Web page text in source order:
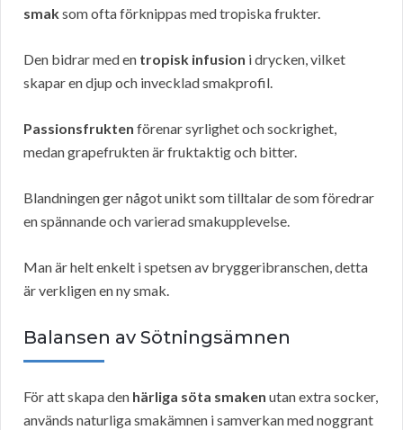
smaksom ofta förknippas med tropiska frukter.
Den bidrar med en tropisk infusion i drycken, vilket
skapar en djup och invecklad smakprofil.
Passionsfrukten förenar syrlighet och sockrighet,
medan grapefrukten är fruktaktig och bitter.
Blandningen ger något unikt som tilltalar de som föredrar
en spännande och varierad smakupplevelse.
Man är helt enkelt i spetsen av bryggeribranschen, detta
är verkligen en ny smak.
Balansen av Sötningsämnen
För att skapa den härliga söta smaken utan extra socker,
används naturliga smakämnen i samverkan med noggrant